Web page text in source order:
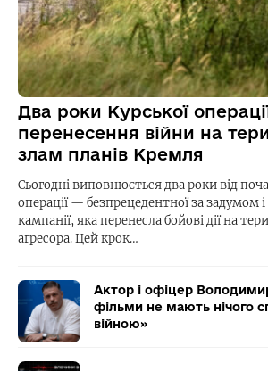
Два роки Курської
перенесення війни на
злам планів Кремля
Сьогодні виповнюється два роки від
операції — безпрецедентної за задумом
кампанії, яка перенесла бойові дії на
агресора. Цей крок…
Актор і офіцер
фільми не мають нічого
війною»